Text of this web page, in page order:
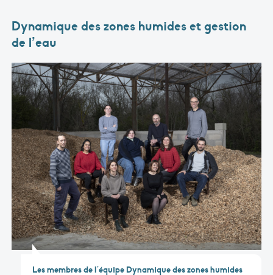
Dynamique des zones humides et gestion
de l’eau
Les membres de l’équipe Dynamique des zones humides